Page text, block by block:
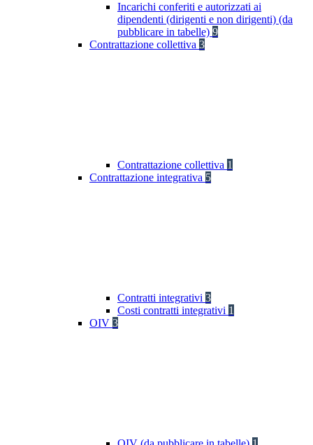
Incarichi conferiti e autorizzati ai
dipendenti (dirigenti e non dirigenti) (da
pubblicare in tabelle) 9
Contrattazione collettiva 3
Contrattazione collettiva 1
Contrattazione integrativa 5
Contratti integrativi 3
Costi contratti integrativi 1
OIV 3